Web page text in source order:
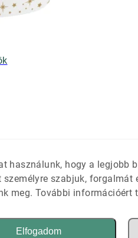
só- és
használunk, hogy a legjobb
szabjuk, forgalmát
meg. További információért
Elfogadom